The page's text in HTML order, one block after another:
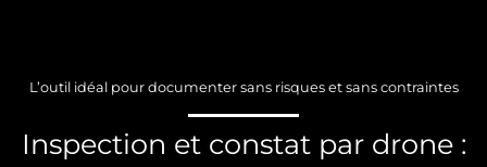
L’outil idéal pour documenter sans risques et sans contraintes
Inspection et constat par drone :